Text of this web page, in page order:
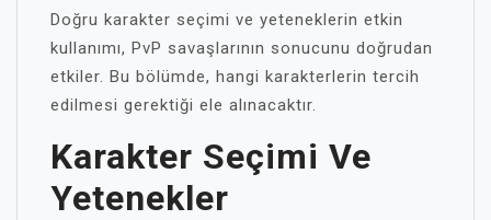
Doğru karakter seçimi ve yeteneklerin etkin
kullanımı, PvP savaşlarının sonucunu doğrudan
etkiler. Bu bölümde, hangi karakterlerin tercih
edilmesi gerektiği ele alınacaktır.
Karakter Seçimi Ve
Yetenekler